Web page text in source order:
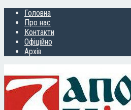
Головна
Про нас
Контакти
Офіційно
Архів